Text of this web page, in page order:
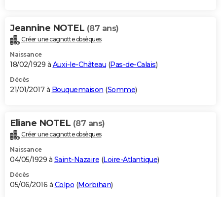
Jeannine NOTEL (87 ans)
Créer une cagnotte obsèques
Naissance
18/02/1929 à Auxi-le-Château (Pas-de-Calais)
Décès
21/01/2017 à Bouquemaison (Somme)
Eliane NOTEL (87 ans)
Créer une cagnotte obsèques
Naissance
04/05/1929 à Saint-Nazaire (Loire-Atlantique)
Décès
05/06/2016 à Colpo (Morbihan)